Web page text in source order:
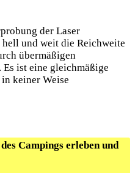
der‌ Laser
und weit die Reichweite
‍übermäßigen
ist eine gleichmäßige
keiner Weise
Campings erleben und